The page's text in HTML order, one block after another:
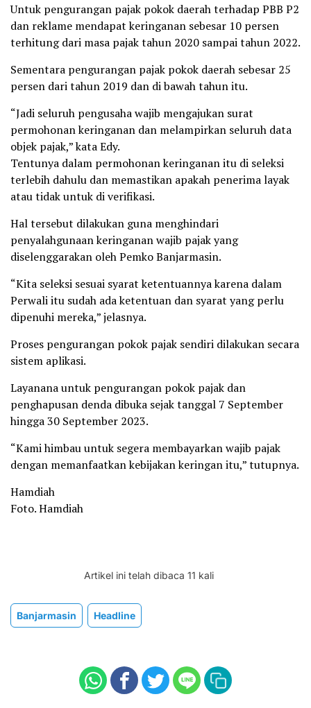
Untuk pengurangan pajak pokok daerah terhadap PBB P2
dan reklame mendapat keringanan sebesar 10 persen
terhitung dari masa pajak tahun 2020 sampai tahun 2022.
Sementara pengurangan pajak pokok daerah sebesar 25
persen dari tahun 2019 dan di bawah tahun itu.
“Jadi seluruh pengusaha wajib mengajukan surat
permohonan keringanan dan melampirkan seluruh data
objek pajak,” kata Edy.
Tentunya dalam permohonan keringanan itu di seleksi
terlebih dahulu dan memastikan apakah penerima layak
atau tidak untuk di verifikasi.
Hal tersebut dilakukan guna menghindari
penyalahgunaan keringanan wajib pajak yang
diselenggarakan oleh Pemko Banjarmasin.
“Kita seleksi sesuai syarat ketentuannya karena dalam
Perwali itu sudah ada ketentuan dan syarat yang perlu
dipenuhi mereka,” jelasnya.
Proses pengurangan pokok pajak sendiri dilakukan secara
sistem aplikasi.
Layanana untuk pengurangan pokok pajak dan
penghapusan denda dibuka sejak tanggal 7 September
hingga 30 September 2023.
“Kami himbau untuk segera membayarkan wajib pajak
dengan memanfaatkan kebijakan keringan itu,” tutupnya.
Hamdiah
Foto. Hamdiah
Artikel ini telah dibaca 11 kali
Banjarmasin Headline